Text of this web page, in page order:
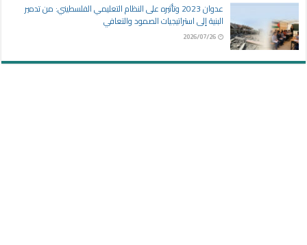
عدوان 2023 وتأثيره على النظام التعليمي الفلسطيني: من تدمير
البنية إلى استراتيجيات الصمود والتعافي
2026/07/26